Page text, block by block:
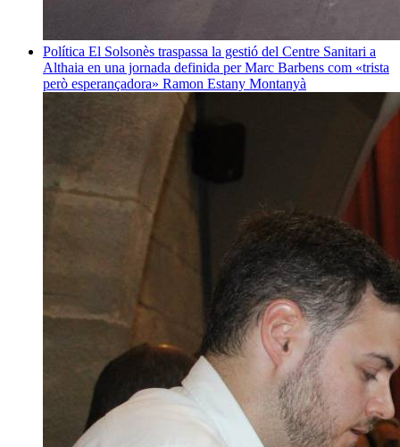
Política El Solsonès traspassa la gestió del Centre Sanitari a
Althaia en una jornada definida per Marc Barbens com «trista
però esperançadora» Ramon Estany Montanyà